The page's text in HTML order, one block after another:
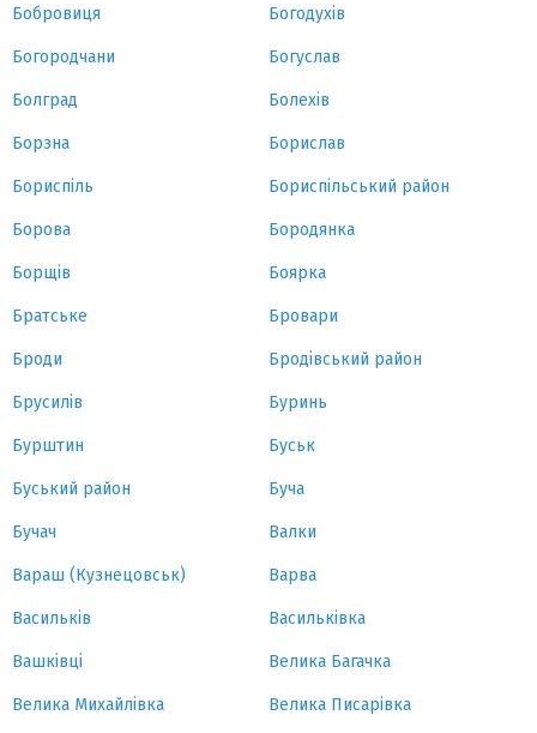
Бобровиця Богодухів
Богородчани Богуслав
Болград Болехів
Борзна Борислав
Бориспіль Бориспільський район
Борова Бородянка
Борщів Боярка
Братське Бровари
Броди Бродівський район
Брусилів Буринь
Бурштин Буськ
Буський район Буча
Бучач Валки
Вараш (Кузнецовськ) Варва
Васильків Васильківка
Вашківці Велика Багачка
Велика Михайлівка Велика Писарівка